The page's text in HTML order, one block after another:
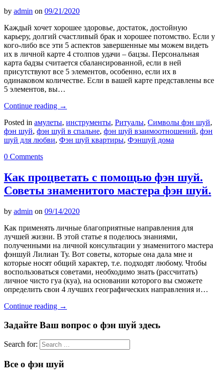
by admin on 09/21/2020
Каждый хочет хорошее здоровье, достаток, достойную
карьеру, долгий счастливый брак и хорошее потомство. Если у
кого-либо все эти 5 аспектов завершенные мы можем видеть
их в личной карте 4 столпов удачи – бацзы. Персональная
карта бадзы считается сбалансированной, если в ней
присутствуют все 5 элементов, особенно, если их в
одинаковом количестве. Если в вашей карте представлены все
5 элементов, вы…
Continue reading →
Posted in амулеты, инструменты, Ритуалы, Символы фэн шуй,
фэн шуй, фэн шуй в спальне, фэн шуй взаимоотношений, фэн
шуй для любви, Фэн шуй квартиры, Фэншуй дома
0 Comments
Как процветать с помощью фэн шуй.
Советы знаменитого мастера фэн шуй.
by admin on 09/14/2020
Как применять личные благоприятные направления для
лучшей жизни. В этой статье я поделюсь знаниями,
полученными на личной консультации у знаменитого мастера
фэншуй Лилиан Ту. Вот советы, которые она дала мне и
которые носят общий характер, т.е. подходят любому. Чтобы
воспользоваться советами, необходимо знать (рассчитать)
личное чисто гуа (куа), на основании которого вы сможете
определить свои 4 лучших географических направления и…
Continue reading →
Задайте Ваш вопрос о фэн шуй здесь
Search for:
Все о фэн шуй